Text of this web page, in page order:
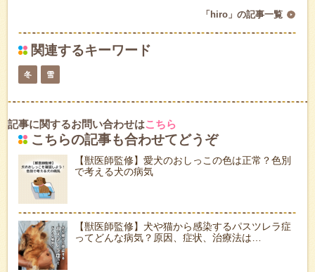
「hiro」の記事一覧
関連するキーワード
冬 雪
記事に関するお問い合わせはこちら
こちらの記事も合わせてどうぞ
【獣医師監修】愛犬のおしっこの色は正常？色別
で考える犬の病気
【獣医師監修】犬や猫から感染するパスツレラ症
ってどんな病気？原因、症状、治療法は…